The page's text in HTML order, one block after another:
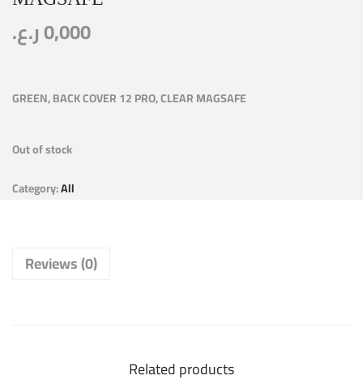
0,000ر.ع.
GREEN, BACK COVER 12 PRO, CLEAR MAGSAFE
Out of stock
Category:All
Reviews (0)
Related products